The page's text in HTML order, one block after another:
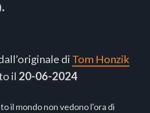
di Tom Honzik
il 20-06-2024
il mondo non vedono l'ora di